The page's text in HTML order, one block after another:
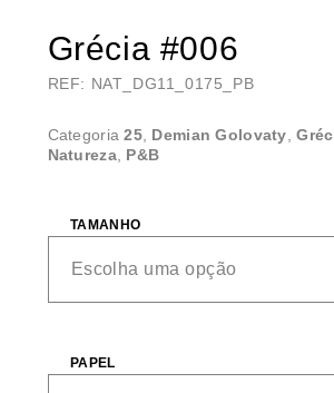
Grécia #006
REF: NAT_DG11_0175_PB
Categoria25, Demian Golovaty ,
Natureza, P&B
TAMANHO
PAPEL